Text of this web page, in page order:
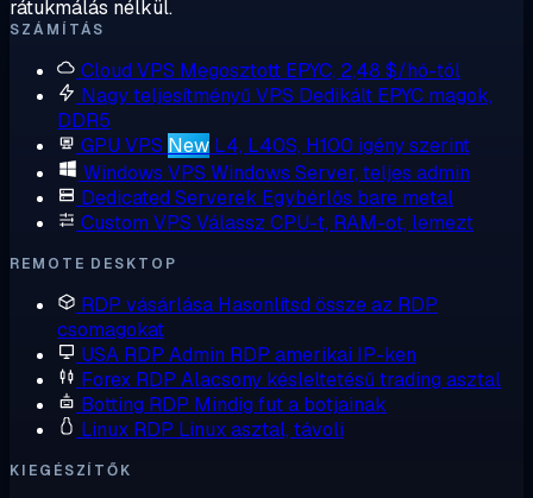
rátukmálás nélkül.
SZÁMÍTÁS
Cloud VPS Megosztott EPYC, 2,48 $/hó-tól
Nagy teljesítményű VPS Dedikált EPYC magok,
DDR5
GPU VPS New L4, L40S, H100 igény szerint
Windows VPS Windows Server, teljes admin
Dedicated Serverek Egybérlős bare metal
Custom VPS Válassz CPU-t, RAM-ot, lemezt
REMOTE DESKTOP
RDP vásárlása Hasonlítsd össze az RDP
csomagokat
USA RDP Admin RDP amerikai IP-ken
Forex RDP Alacsony késleltetésű trading asztal
Botting RDP Mindig fut a botjainak
Linux RDP Linux asztal, távoli
KIEGÉSZÍTŐK